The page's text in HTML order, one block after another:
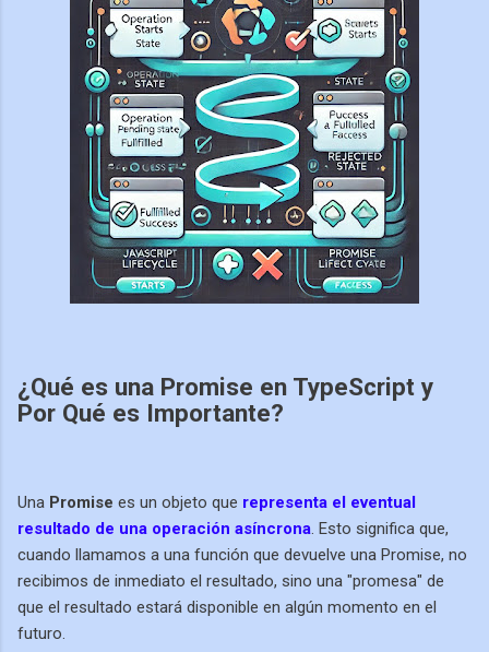
¿Qué es una Promise en TypeScript y
Por Qué es Importante?
Una Promise es un objeto que representa el eventual
resultado de una operación asíncrona. Esto significa que,
cuando llamamos a una función que devuelve una Promise, no
recibimos de inmediato el resultado, sino una "promesa" de
que el resultado estará disponible en algún momento en el
futuro.